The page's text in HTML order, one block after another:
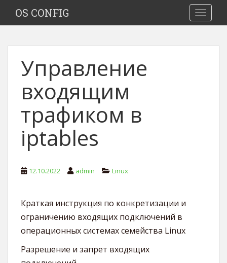
i
OS CONFIG
Управление
входящим
трафиком в
iptables
12.10.2022 admin Linux
Краткая инструкция по конкретизации и
ограничению входящих подключений в
операционных системах семейства Linux
Разрешение и запрет входящих